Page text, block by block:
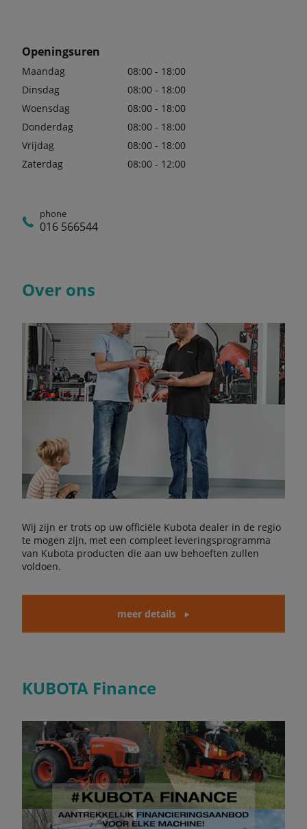
Openingsuren
Maandag
08:00 - 18:00
Dinsdag
08:00 - 18:00
Woensdag
08:00 - 18:00
Donderdag
08:00 - 18:00
Vrijdag
08:00 - 18:00
Zaterdag
08:00 - 12:00
phone
016 566544
Over ons
Wij zijn er trots op uw officiële Kubota dealer in de regio
te mogen zijn, met een compleet leveringsprogramma
van Kubota producten die aan uw behoeften zullen
voldoen.
meer details
KUBOTA Finance